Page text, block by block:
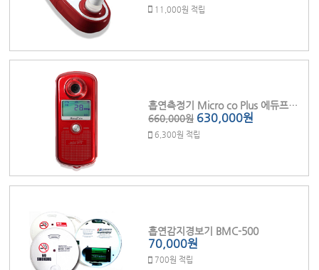
11,000원 적립
흡연측정기 Micro co Plus 에듀프로 (마우스피스100pcs포함)
660,000원 630,000원
6,300원 적립
흡연감지경보기 BMC-500
70,000원
700원 적립